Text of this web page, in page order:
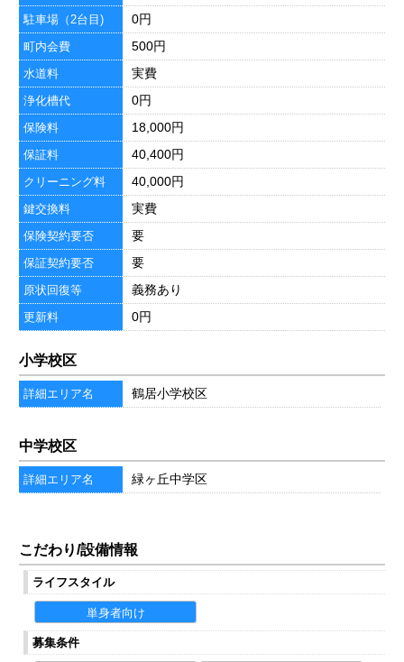
駐車場（2台目) 0円
町内会費 500円
水道料 実費
浄化槽代 0円
保険料 18,000円
保証料 40,400円
クリーニング料 40,000円
鍵交換料 実費
保険契約要否 要
保証契約要否 要
原状回復等 義務あり
更新料 0円
小学校区
詳細エリア名 鶴居小学校区
中学校区
詳細エリア名 緑ヶ丘中学区
こだわり/設備情報
ライフスタイル
単身者向け
募集条件